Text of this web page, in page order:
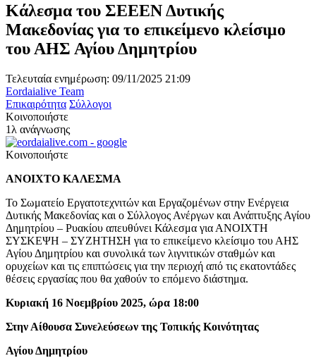
Κάλεσμα του ΣΕΕΕΝ Δυτικής
Μακεδονίας για το επικείμενο κλείσιμο
του ΑΗΣ Αγίου Δημητρίου
Τελευταία ενημέρωση: 09/11/2025 21:09
Eordaialive Team
Επικαιρότητα Σύλλογοι
Κοινοποιήστε
1λ ανάγνωσης
Κοινοποιήστε
ΑΝΟΙΧΤΟ ΚΑΛΕΣΜΑ
Το Σωματείο Εργατοτεχνιτών και Εργαζομένων στην Ενέργεια
Δυτικής Μακεδονίας και ο Σύλλογος Ανέργων και Ανάπτυξης Αγίου
Δημητρίου – Ρυακίου απευθύνει Κάλεσμα για ΑΝΟΙΧΤΗ
ΣΥΣΚΕΨΗ – ΣΥΖΗΤΗΣΗ για το επικείμενο κλείσιμο του ΑΗΣ
Αγίου Δημητρίου και συνολικά των λιγνιτικών σταθμών και
ορυχείων και τις επιπτώσεις για την περιοχή από τις εκατοντάδες
θέσεις εργασίας που θα χαθούν το επόμενο διάστημα.
Κυριακή 16 Νοεμβρίου 2025, ώρα 18:00
Στην Αίθουσα Συνελεύσεων της Τοπικής Κοινότητας
Αγίου Δημητρίου